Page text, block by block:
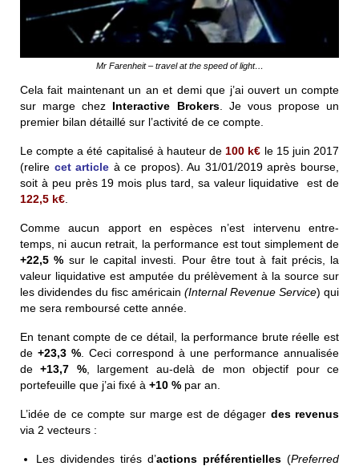
Mr Farenheit – travel at the speed of light…
Cela fait maintenant un an et demi que j’ai ouvert un compte
sur marge chez Interactive Brokers. Je vous propose un
premier bilan détaillé sur l’activité de ce compte.
Le compte a été capitalisé à hauteur de 100 k€ le 15 juin 2017
(relire cet article à ce propos). Au 31/01/2019 après bourse,
soit à peu près 19 mois plus tard, sa valeur liquidative est de
122,5 k€
Comme aucun apport en espèces n’est intervenu entre-
temps, ni aucun retrait, la performance est tout simplement de
+22,5 % sur le capital investi. Pour être tout à fait précis, la
valeur liquidative est amputée du prélèvement à la source sur
les dividendes du fisc américain (Internal Revenue Service) qui
me sera remboursé cette année.
En tenant compte de ce détail, la performance brute réelle est
de +23,3 % . Ceci correspond à une performance annualisée
de+13,7 %, largement au-delà de mon objectif pour ce
portefeuille que j’ai fixé à +10 % par an.
L’idée de ce compte sur marge est de dégager des revenus
via 2 vecteurs :
Les dividendes tirés d’actions préférentielles (Preferred